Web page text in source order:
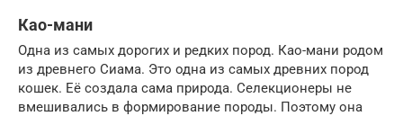
Као-мани
Одна из самых дорогих и редких пород. Као-мани родом
из древнего Сиама. Это одна из самых древних пород
кошек. Её создала сама природа. Селекционеры не
вмешивались в формирование породы. Поэтому она